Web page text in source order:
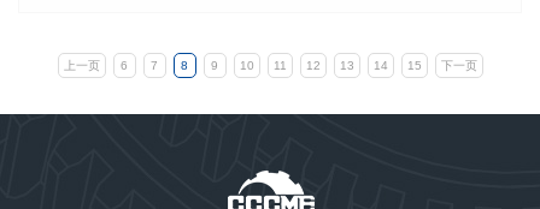
企业系统了解在法国及欧盟开展业务过程中可能遇到的法律
上一页 6 7 8 9 10 11 12 13 14 15 下一页